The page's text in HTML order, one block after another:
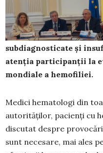
subdiagnosticate și
atenția participanții la
mondiale a hemofiliei.
Medici hematologi din
autorităților, pacienți cu
discutat despre
sunt necesare, mai ales